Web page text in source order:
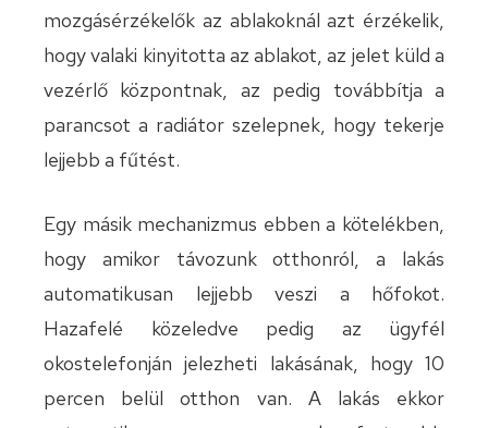
mozgásérzékelők az ablakoknál azt érzékelik,
hogy valaki kinyitotta az ablakot, az jelet küld a
vezérlő központnak, az pedig továbbítja a
parancsot a radiátor szelepnek, hogy tekerje
lejjebb a fűtést.
Egy másik mechanizmus ebben a kötelékben,
hogy amikor távozunk otthonról, a lakás
automatikusan lejjebb veszi a hőfokot.
Hazafelé közeledve pedig az ügyfél
okostelefonján jelezheti lakásának, hogy 10
percen belül otthon van. A lakás ekkor